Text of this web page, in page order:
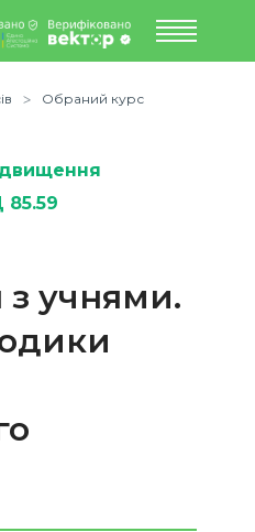
Обраний курс
85.59
з учнями.